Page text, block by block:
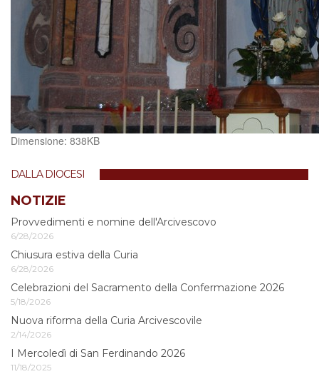
Clicca
vedere
alle
originali…
Dimensione: 838KB
DALLA DIOCESI
NOTIZIE
Provvedimenti e nomine dell'Arcivescovo
6/28/2026
Chiusura estiva della Curia
6/28/2026
Celebrazioni del Sacramento della Confermazione 2026
5/18/2026
Nuova riforma della Curia Arcivescovile
2/14/2026
I Mercoledì di San Ferdinando 2026
11/18/2025